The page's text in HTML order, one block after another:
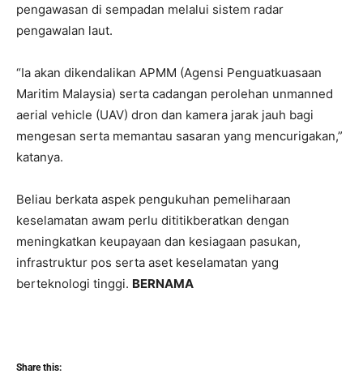
pengawasan di sempadan melalui sistem radar
pengawalan laut.
“Ia akan dikendalikan APMM (Agensi Penguatkuasaan
Maritim Malaysia) serta cadangan perolehan unmanned
aerial vehicle (UAV) dron dan kamera jarak jauh bagi
mengesan serta memantau sasaran yang mencurigakan,”
katanya.
Beliau berkata aspek pengukuhan pemeliharaan
keselamatan awam perlu dititikberatkan dengan
meningkatkan keupayaan dan kesiagaan pasukan,
infrastruktur pos serta aset keselamatan yang
berteknologi tinggi. BERNAMA
Share this: